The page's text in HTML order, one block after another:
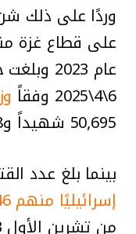
وردًا على ذلك شن
على قطاع غزة
عام
6\4\2025 وفقاً
50,695 شهيداً و115,338 اصابة.
بينما بلغ عدد
إسرائيليًا منهم 846
من تشرين الأول 2023